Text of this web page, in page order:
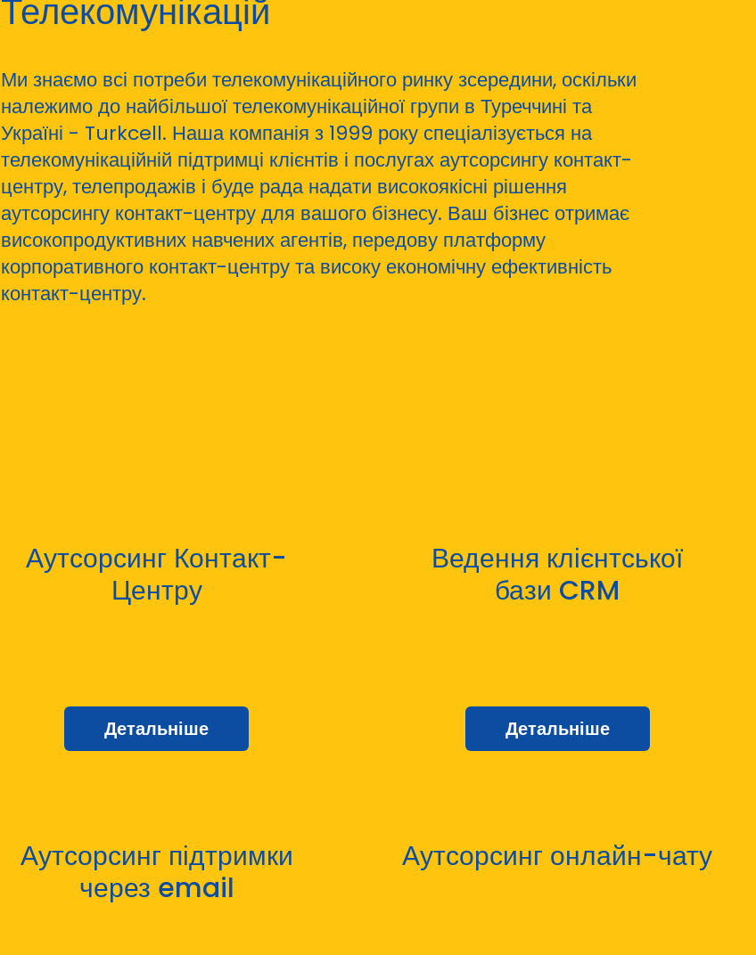
Телекомунікацій
Ми знаємо всі потреби телекомунікаційного ринку зсередини, оскільки
належимо до найбільшої телекомунікаційної групи в Туреччині та
Україні - Turkcell. Наша компанія з 1999 року спеціалізується на
телекомунікаційній підтримці клієнтів і послугах аутсорсингу контакт-
центру, телепродажів і буде рада надати високоякісні рішення
аутсорсингу контакт-центру для вашого бізнесу. Ваш бізнес отримає
високопродуктивних навчених агентів, передову платформу
корпоративного контакт-центру та високу економічну ефективність
контакт-центру.
Аутсорсинг Контакт-
Центру
Детальніше
Ведення клієнтської
бази CRM
Детальніше
Аутсорсинг підтримки
через email
Аутсорсинг онлайн-чату